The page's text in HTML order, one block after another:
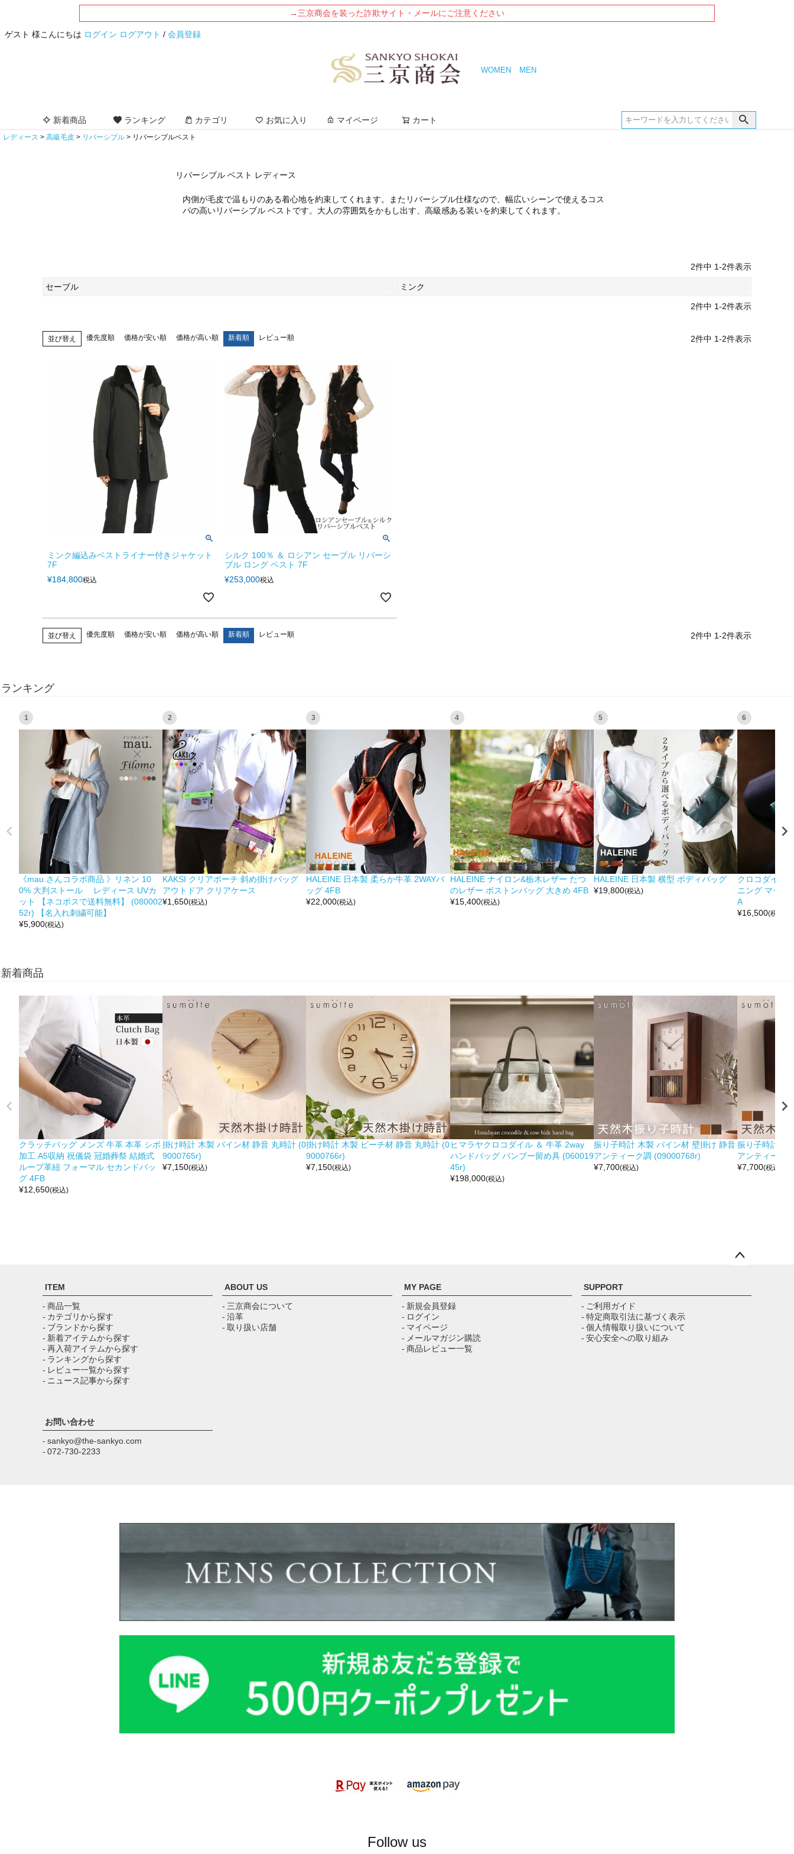
→三京商会を装った詐欺サイト・メールにご注意ください
ゲスト 様こんにちは ログイン ログアウト / 会員登録
WOMEN MEN
新着商品 ランキング カテゴリ お気に入り マイページ カート
レディース 高級毛皮 リバーシブル リバーシブルベスト
リバーシブル ベスト レディース
内側が毛皮で温もりのある着心地を約束してくれます。またリバーシブル仕様なので、幅広いシーンで使えるコス
パの高いリバーシブル ベストです。大人の雰囲気をかもし出す、高級感ある装いを約束してくれます。
2件中 1-2件表示
セーブル ミンク
2件中 1-2件表示
並び替え 優先度順 価格が安い順 価格が高い順 新着順 レビュー順 2件中 1-2件表示
ミンク編込みベストライナー付きジャケット
7F
¥184,800税込
シルク 100％ ＆ ロシアン セーブル リバーシ
ブル ロング ベスト 7F
¥253,000税込
並び替え 優先度順 価格が安い順 価格が高い順 新着順 レビュー順 2件中 1-2件表示
ランキング
1
《mau.さんコラボ商品 》リネン 10
0% 大判ストール レディース UVカ
ット 【ネコポスで送料無料】 (080002
52r) 【名入れ刺繍可能】
¥5,900(税込)
2
KAKSI クリアポーチ 斜め掛けバッグ
アウトドア クリアケース
¥1,650(税込)
3
HALEINE 日本製 柔らか牛革 2WAYバ
ッグ 4FB
¥22,000(税込)
4
HALEINE ナイロン&栃木レザー たつ
のレザー ボストンバッグ 大きめ 4FB
¥15,400(税込)
5
HALEINE 日本製 横型 ボディバッグ
¥19,800(税込)
6
クロコダイル
ニング マット
A
¥16,500(税込)
新着商品
クラッチバッグ メンズ 牛革 本革 シボ
加工 A5収納 祝儀袋 冠婚葬祭 結婚式
ループ革紐 フォーマル セカンドバッ
グ 4FB
¥12,650(税込)
掛け時計 木製 パイン材 静音 丸時計 (0
9000765r)
¥7,150(税込)
掛け時計 木製 ビーチ材 静音 丸時計 (0
9000766r)
¥7,150(税込)
ヒマラヤクロコダイル ＆ 牛革 2way
ハンドバッグ バンブー留め具 (060019
45r)
¥198,000(税込)
振り子時計 木製 パイン材 壁掛け 静音
アンティーク調 (09000768r)
¥7,700(税込)
振り子時計 木
アンティーク
¥7,700(税込)
ップ
ITEM
- 商品一覧
- カテゴリから探す
- ブランドから探す
- 新着アイテムから探す
- 再入荷アイテムから探す
- ランキングから探す
- レビュー一覧から探す
- ニュース記事から探す
ABOUT US
- 三京商会について
- 沿革
- 取り扱い店舗
MY PAGE
- 新規会員登録
- ログイン
- マイページ
- メールマガジン購読
- 商品レビュー一覧
SUPPORT
- ご利用ガイド
- 特定商取引法に基づく表示
- 個人情報取り扱いについて
- 安心安全への取り組み
お問い合わせ
- sankyo@the-sankyo.com
- 072-730-2233
Follow us